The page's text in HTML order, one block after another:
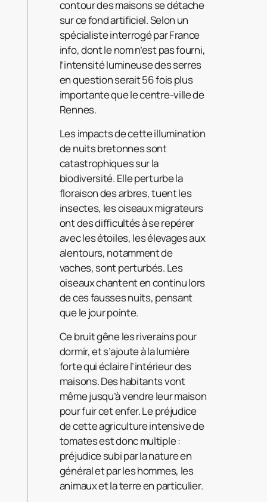
contour des maisons se détache
sur ce fond artificiel. Selon un
spécialiste interrogé par France
info, dont le nom n’est pas fourni,
l’intensité lumineuse des serres
en question serait 56 fois plus
importante que le centre-ville de
Rennes.
Les impacts de cette illumination
de nuits bretonnes sont
catastrophiques sur la
biodiversité. Elle perturbe la
floraison des arbres, tuent les
insectes, les oiseaux migrateurs
ont des difficultés à se repérer
avec les étoiles, les élevages aux
alentours, notamment de
vaches, sont perturbés. Les
oiseaux chantent en continu lors
de ces fausses nuits, pensant
que le jour pointe.
Ce bruit gêne les riverains pour
dormir, et s’ajoute à la lumière
forte qui éclaire l’intérieur des
maisons. Des habitants vont
même jusqu’à vendre leur maison
pour fuir cet enfer. Le préjudice
de cette agriculture intensive de
tomates est donc multiple :
préjudice subi par la nature en
général et par les hommes, les
animaux et la terre en particulier.